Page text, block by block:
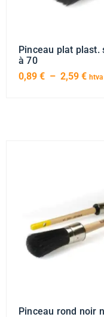
Pinceau plat plast.
à 70
0,89 € – 2,59 € htva
Pinceau rond noir